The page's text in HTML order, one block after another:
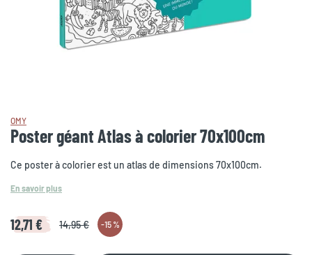
OMY
Poster géant Atlas à colorier 70x100cm
Ce poster à colorier est un atlas de dimensions 70x100cm.
En savoir plus
12,71 € 14,95 € -15 %